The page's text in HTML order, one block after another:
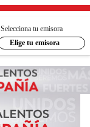
Selecciona tu emisora
Elige tu emisora